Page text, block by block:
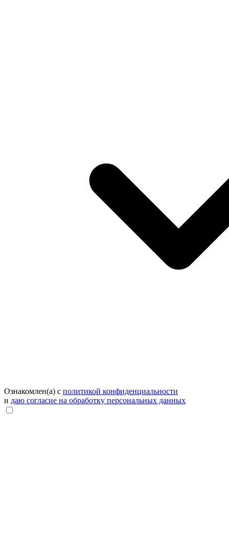
Ознакомлен(а) с политикой конфиденциальности
и даю согласие на обработку персональных данных